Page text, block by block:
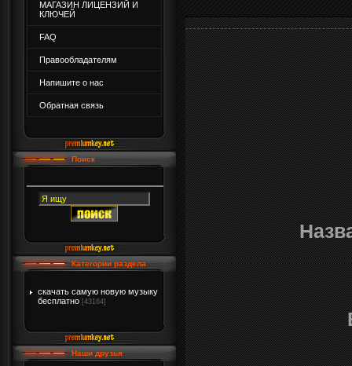
МАГАЗИН ЛИЦЕНЗИЙ И
КЛЮЧЕЙ
FAQ
Правообладателям
Напишите о нас
Обратная связь
Поиск
Категории раздела
скачать самую новую музыку
бесплатно [43164]
Наши друзья